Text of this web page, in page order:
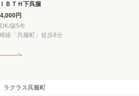
ＢＴＨ下呉服
円
築5年
線「呉服町」徒歩8分
ラクラス呉服町